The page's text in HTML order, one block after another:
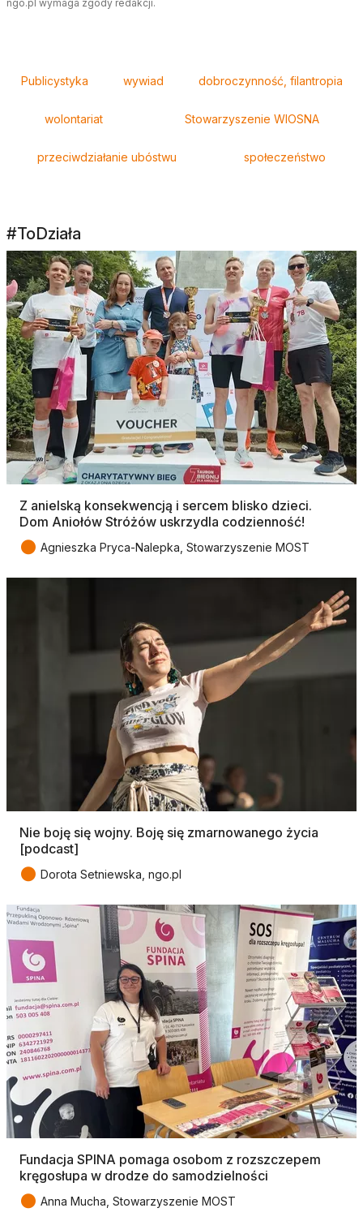
ngo.pl wymaga zgody redakcji.
Publicystyka wywiad dobroczynność, filantropia
wolontariat Stowarzyszenie WIOSNA
przeciwdziałanie ubóstwu społeczeństwo
#ToDziała
Z anielską konsekwencją i sercem blisko dzieci.
Dom Aniołów Stróżów uskrzydla codzienność!
● Agnieszka Pryca-Nalepka, Stowarzyszenie MOST
Nie boję się wojny. Boję się zmarnowanego życia
[podcast]
● Dorota Setniewska, ngo.pl
Fundacja SPINA pomaga osobom z rozszczepem
kręgosłupa w drodze do samodzielności
● Anna Mucha, Stowarzyszenie MOST